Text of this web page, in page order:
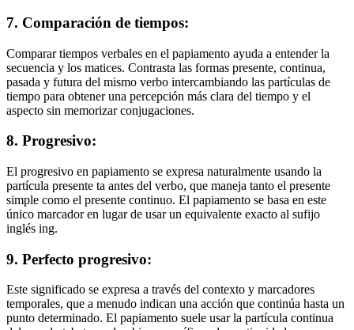
7. Comparación de tiempos:
Comparar tiempos verbales en el papiamento ayuda a entender la
secuencia y los matices. Contrasta las formas presente, continua,
pasada y futura del mismo verbo intercambiando las partículas de
tiempo para obtener una percepción más clara del tiempo y el
aspecto sin memorizar conjugaciones.
8. Progresivo:
El progresivo en papiamento se expresa naturalmente usando la
partícula presente ta antes del verbo, que maneja tanto el presente
simple como el presente continuo. El papiamento se basa en este
único marcador en lugar de usar un equivalente exacto al sufijo
inglés ing.
9. Perfecto progresivo:
Este significado se expresa a través del contexto y marcadores
temporales, que a menudo indican una acción que continúa hasta un
punto determinado. El papiamento suele usar la partícula continua